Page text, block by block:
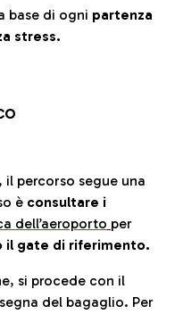
base di ogni partenza
stress.
percorso segue una
è consultare i
dell’aeroporto per
il gate di riferimento.
si procede con il
del bagaglio. Per